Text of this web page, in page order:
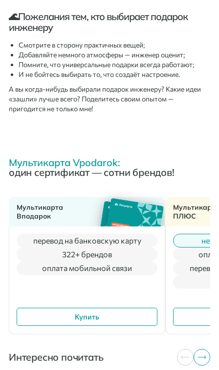
🌊Пожелания тем, кто выбирает подарок
инженеру
Смотрите в сторону практичных вещей;
Добавляйте немного атмосферы — инженер оценит;
Помните, что универсальные подарки всегда работают;
И не бойтесь выбирать то, что создаёт настроение.
А вы когда-нибудь выбирали подарок инженеру? Какие идеи
«зашли» лучше всего? Поделитесь своим опытом —
пригодится не только мне!
Мультикарта Vpodarok:
один сертификат — сотни брендов!
Мультикарта
Вподарок
оплата мобильной связи
перевод на банковскую карту
322+ брендов
Купить
Мультикарта
ПЛЮС
нет
Интересно почитать